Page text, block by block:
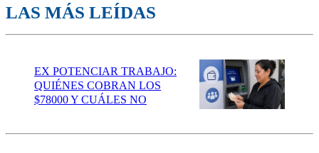
LAS MÁS LEÍDAS
EX POTENCIAR TRABAJO:
QUIÉNES COBRAN LOS
$78000 Y CUÁLES NO